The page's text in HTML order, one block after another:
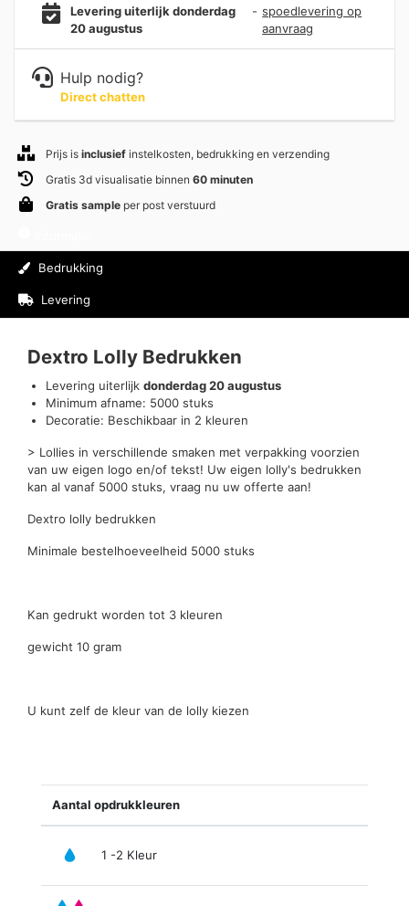
Levering uiterlijk donderdag
20 augustus
- spoedlevering op
aanvraag
Hulp nodig?
Direct chatten
Prijs is inclusief instelkosten, bedrukking en verzending
Gratis 3d visualisatie binnen 60 minuten
Gratis sample per post verstuurd
Bedrukking
Levering
Dextro Lolly Bedrukken
Levering uiterlijk donderdag 20 augustus
Minimum afname: 5000 stuks
Decoratie: Beschikbaar in 2 kleuren
> Lollies in verschillende smaken met verpakking voorzien
van uw eigen logo en/of tekst! Uw eigen lolly's bedrukken
kan al vanaf 5000 stuks, vraag nu uw offerte aan!
Dextro lolly bedrukken
Minimale bestelhoeveelheid 5000 stuks
Kan gedrukt worden tot 3 kleuren
gewicht 10 gram
U kunt zelf de kleur van de lolly kiezen
Aantal opdrukkleuren
1 -2 Kleur